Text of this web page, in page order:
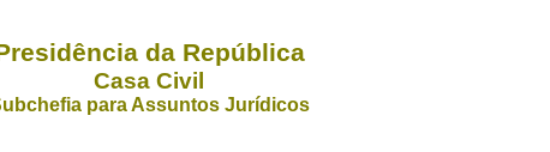
da República
Casa Civil
para Assuntos Jurídicos